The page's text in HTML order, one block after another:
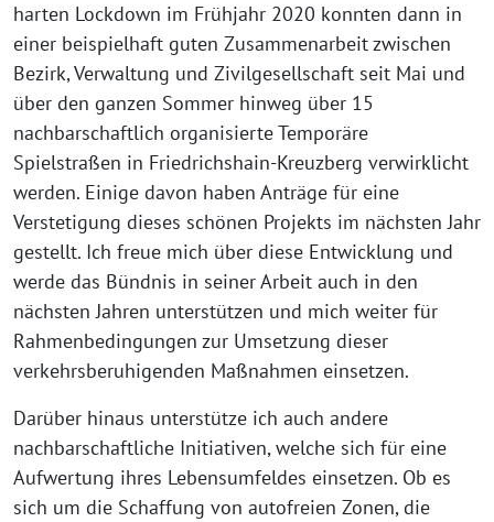
harten Lockdown im Frühjahr 2020 konnten dann in
einer beispielhaft guten Zusammenarbeit zwischen
Bezirk, Verwaltung und Zivilgesellschaft seit Mai und
über den ganzen Sommer hinweg über 15
nachbarschaftlich organisierte Temporäre
Spielstraßen in Friedrichshain-Kreuzberg verwirklicht
werden. Einige davon haben Anträge für eine
Verstetigung dieses schönen Projekts im nächsten Jahr
gestellt. Ich freue mich über diese Entwicklung und
werde das Bündnis in seiner Arbeit auch in den
nächsten Jahren unterstützen und mich weiter für
Rahmenbedingungen zur Umsetzung dieser
verkehrsberuhigenden Maßnahmen einsetzen.
Darüber hinaus unterstütze ich auch andere
nachbarschaftliche Initiativen, welche sich für eine
Aufwertung ihres Lebensumfeldes einsetzen. Ob es
sich um die Schaffung von autofreien Zonen, die